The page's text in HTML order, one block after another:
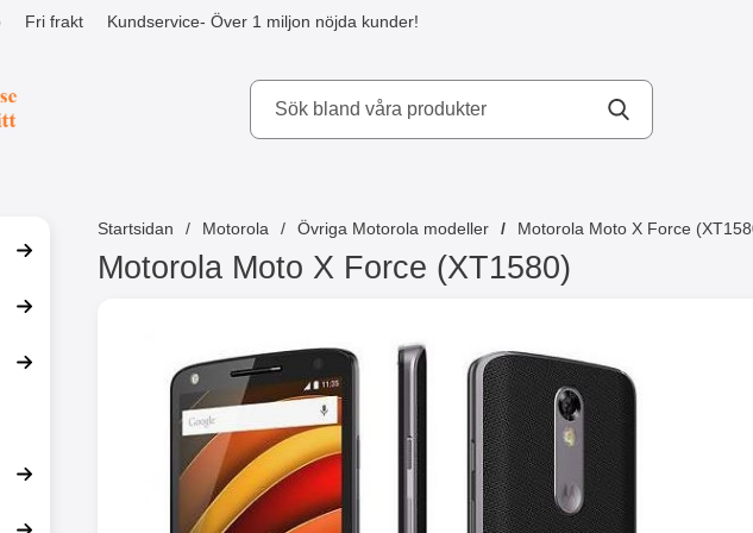
Fri frakt Kundservice- Över 1 miljon nöjda kunder!
Billiga Mobilskydd AB
Startsidan Motorola Övriga Motorola modeller Motorola Moto X Force
Motorola Moto X Force (XT1580)